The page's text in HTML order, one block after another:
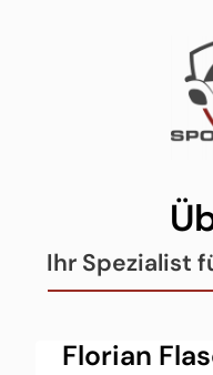
Ihr Spezialist
Florian